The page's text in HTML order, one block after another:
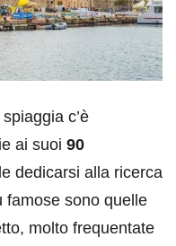
c’è
ai suoi 90
dedicarsi alla ricerca
famose sono quelle
molto frequentate